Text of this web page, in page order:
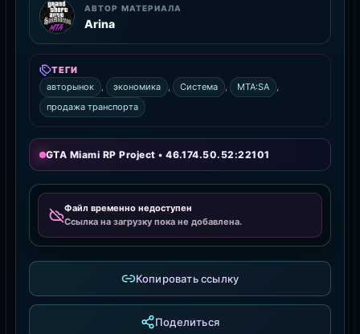
АВТОР МАТЕРИАЛА
Arina
ТЕГИ
авторынок
, экономика , Система , MTA:SA
,
продажа транспорта
GTA Miami RP Project • 46.174.50.52:22101
Файл временно недоступен
Ссылка на загрузку пока не добавлена.
Копировать ссылку
Поделиться